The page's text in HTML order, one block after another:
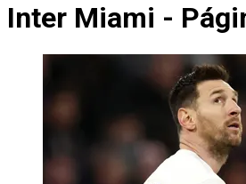
Inter Miami -